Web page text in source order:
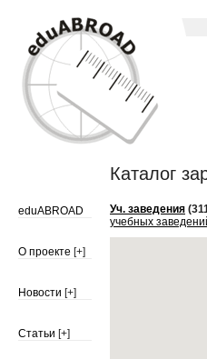
Каталог
eduABROAD
О проекте [+]
Новости [+]
Статьи [+]
Уч. заведения
учебных